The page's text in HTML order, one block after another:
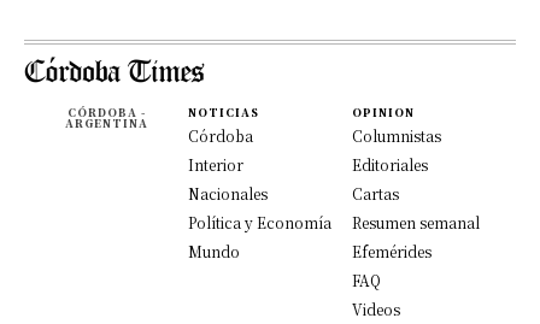
CÓRDOBA -
ARGENTINA
NOTICIAS
Córdoba
Interior
Nacionales
Política y Economía
Mundo
OPINION
Columnistas
Editoriales
Cartas
Resumen semanal
Efemérides
FAQ
Videos